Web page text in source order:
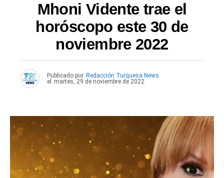
Mhoni Vidente trae el
horóscopo este 30 de
noviembre 2022
Publicado por Redacción Turquesa News
el
martes, 29 de noviembre de 2022